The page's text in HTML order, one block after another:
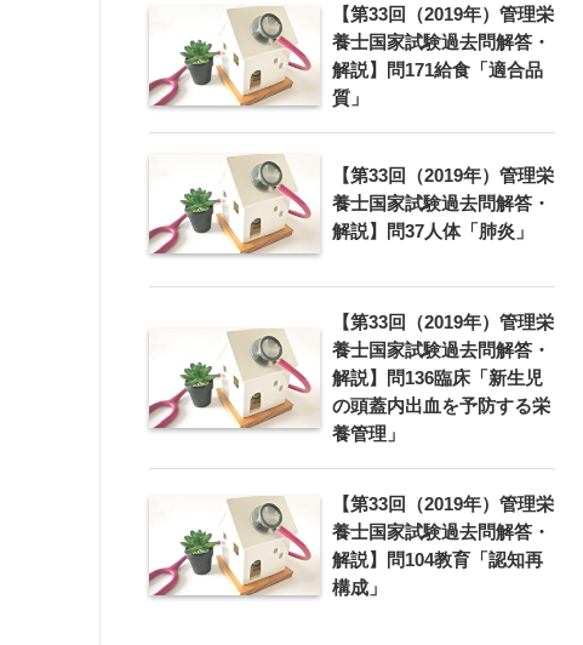
【第33回（2019年）管理栄
養士国家試験過去問解答・
解説】問171給食「適合品
質」
【第33回（2019年）管理栄
養士国家試験過去問解答・
解説】問37人体「肺炎」
【第33回（2019年）管理栄
養士国家試験過去問解答・
解説】問136臨床「新生児
の頭蓋内出血を予防する栄
養管理」
【第33回（2019年）管理栄
養士国家試験過去問解答・
解説】問104教育「認知再
構成」